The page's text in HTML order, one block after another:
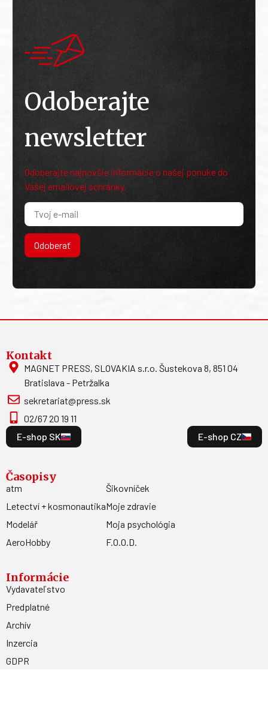
Odoberajte
newsletter
Odoberajte najnovšie informácie o našej ponuke do
Vašej emailovej schránky.
Odoberať
Kontakt
MAGNET PRESS, SLOVAKIA s.r.o. Šustekova 8, 851 04
Bratislava - Petržalka
sekretariat@press.sk
02/67 20 19 11
E-shop SK
E-shop CZ
Časopisy
atm
Letectví + kosmonautika
Modelář
AeroHobby
Šikovníček
Moje zdravie
Moja psychológia
F.O.O.D.
Informácie
Vydavateľstvo
Predplatné
Archív
Inzercia
GDPR